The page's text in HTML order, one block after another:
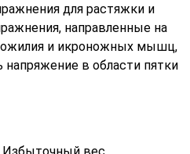
для растяжки и
направленные на
и икроножных мышц,
в области пятки